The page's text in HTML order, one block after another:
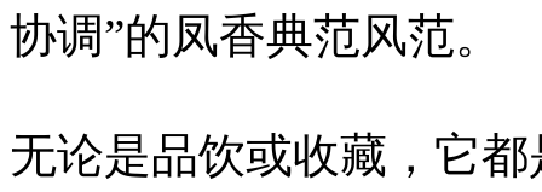
协调”的凤香典范风范。
无论是品饮或收藏，它